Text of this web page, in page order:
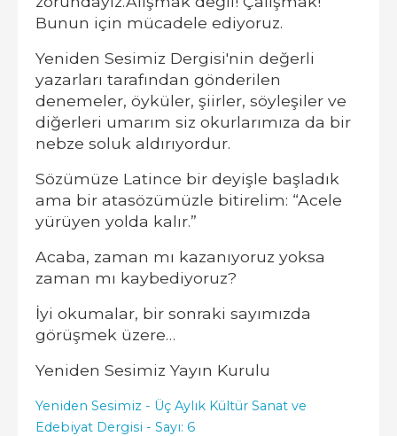
Bunun için mücadele ediyoruz.
Yeniden Sesimiz Dergisi'nin değerli
yazarları tarafından gönderilen
denemeler, öyküler, şiirler, söyleşiler ve
diğerleri umarım siz okurlarımıza da bir
nebze soluk aldırıyordur.
Sözümüze Latince bir deyişle başladık
ama bir atasözümüzle bitirelim: “Acele
yürüyen yolda kalır.”
Acaba, zaman mı kazanıyoruz yoksa
zaman mı kaybediyoruz?
İyi okumalar, bir sonraki sayımızda
görüşmek üzere…
Yeniden Sesimiz Yayın Kurulu
Yeniden Sesimiz - Üç Aylık Kültür Sanat ve
Edebiyat Dergisi - Sayı: 6